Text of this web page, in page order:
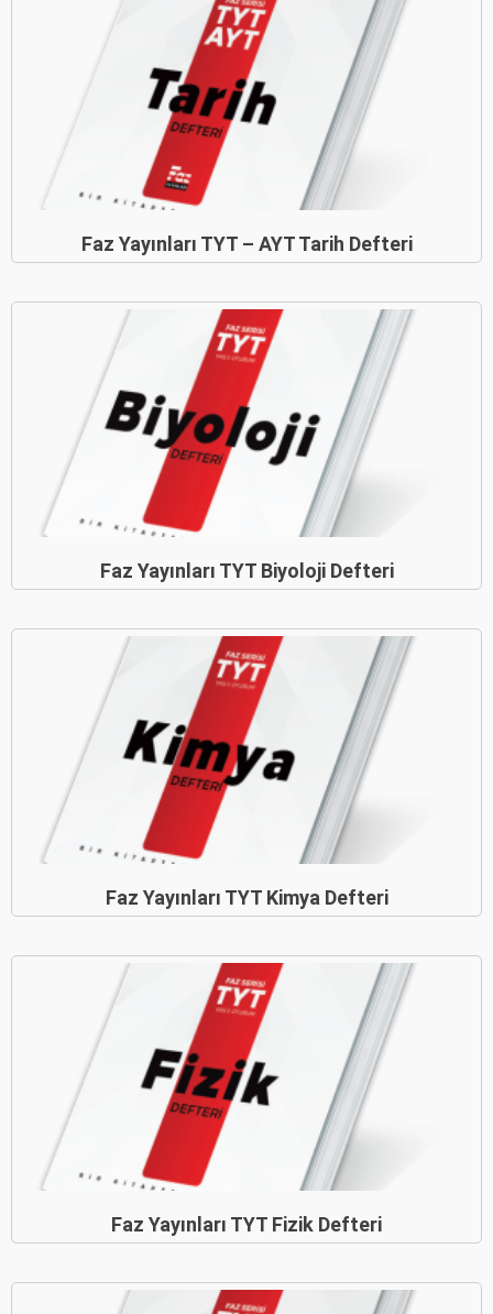
Faz Yayınları TYT – AYT Tarih Defteri
Faz Yayınları TYT Biyoloji Defteri
Faz Yayınları TYT Kimya Defteri
Faz Yayınları TYT Fizik Defteri